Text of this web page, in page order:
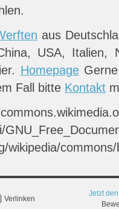
aus
USA, Italien,
HomepageGerne
Fall bitte Kontakt
wikipedia/
Verlinken
Jetzt